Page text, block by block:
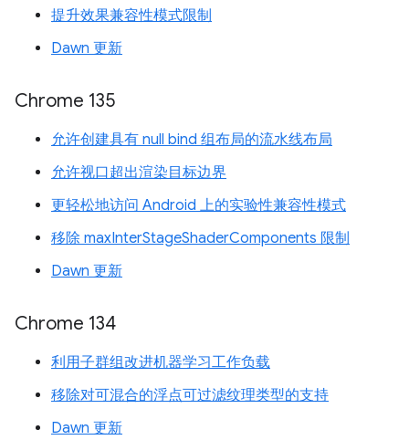
提升效果兼容性模式限制
Dawn 更新
Chrome 135
允许创建具有 null bind 组布局的流水线布局
允许视口超出渲染目标边界
更轻松地访问 Android 上的实验性兼容性模式
移除 maxInterStageShaderComponents 限制
Dawn 更新
Chrome 134
利用子群组改进机器学习工作负载
移除对可混合的浮点可过滤纹理类型的支持
Dawn 更新